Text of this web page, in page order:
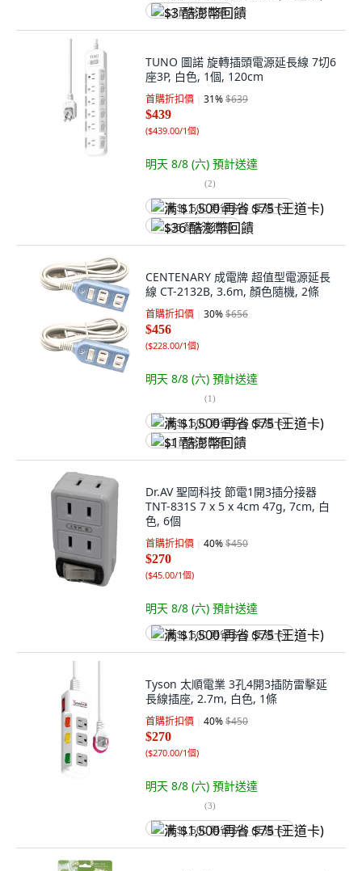
$3 酷澎幣回饋
TUNO 圖諾 旋轉插頭電源延長線 7切6
座3P, 白色, 1個, 120cm
首購折扣價 31%$639
$439
($439.00/1個)
明天 8/8 (六) 預計送達
(2)
满 $1,500 再省 $75 (王道卡)
$36 酷澎幣回饋
CENTENARY 成電牌 超值型電源延長
線 CT-2132B, 3.6m, 顏色隨機, 2條
首購折扣價 30%$656
$456
($228.00/1個)
明天 8/8 (六) 預計送達
(1)
满 $1,500 再省 $75 (王道卡)
$1 酷澎幣回饋
Dr.AV 聖岡科技 節電1開3插分接器
TNT-831S 7 x 5 x 4cm 47g, 7cm, 白
色, 6個
首購折扣價 40%$450
$270
($45.00/1個)
明天 8/8 (六) 預計送達
满 $1,500 再省 $75 (王道卡)
Tyson 太順電業 3孔4開3插防雷擊延
長線插座, 2.7m, 白色, 1條
首購折扣價 40%$450
$270
($270.00/1個)
明天 8/8 (六) 預計送達
(3)
满 $1,500 再省 $75 (王道卡)